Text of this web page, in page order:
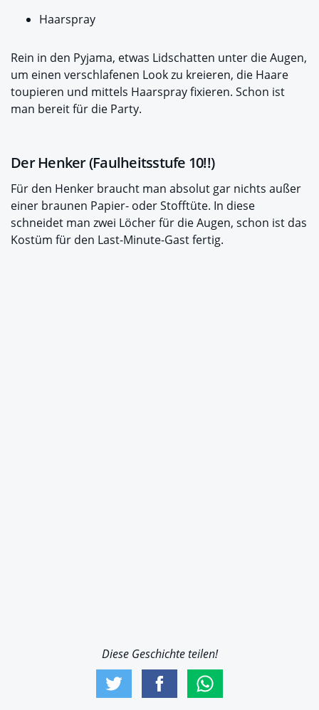
Haarspray
Rein in den Pyjama, etwas Lidschatten unter die Augen,
um einen verschlafenen Look zu kreieren, die Haare
toupieren und mittels Haarspray fixieren. Schon ist
man bereit für die Party.
Der Henker (Faulheitsstufe 10!!)
Für den Henker braucht man absolut gar nichts außer
einer braunen Papier- oder Stofftüte. In diese
schneidet man zwei Löcher für die Augen, schon ist das
Kostüm für den Last-Minute-Gast fertig.
Diese Geschichte teilen!